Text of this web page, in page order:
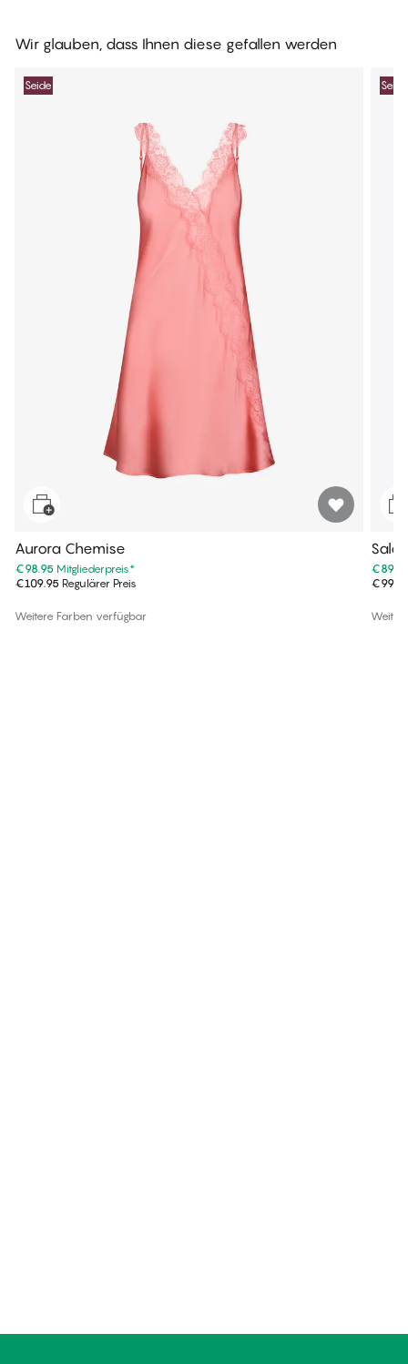
Wir glauben, dass Ihnen diese gefallen werden
Seide
Aurora Chemise
€98.95 Mitgliederpreis*
€109.95 Regulärer Preis
Weitere Farben verfügbar
Seide